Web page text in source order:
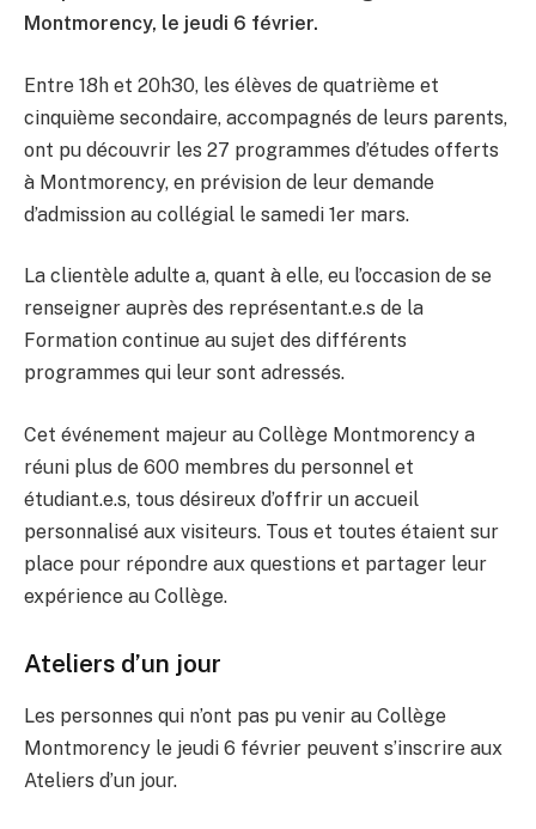
Montmorency, le jeudi 6 février.
Entre 18h et 20h30, les élèves de quatrième et
cinquième secondaire, accompagnés de leurs parents,
ont pu découvrir les 27 programmes d’études offerts
à Montmorency, en prévision de leur demande
d’admission au collégial le samedi 1er mars.
La clientèle adulte a, quant à elle, eu l’occasion de se
renseigner auprès des représentant.e.s de la
Formation continue au sujet des différents
programmes qui leur sont adressés.
Cet événement majeur au Collège Montmorency a
réuni plus de 600 membres du personnel et
étudiant.e.s, tous désireux d’offrir un accueil
personnalisé aux visiteurs. Tous et toutes étaient sur
place pour répondre aux questions et partager leur
expérience au Collège.
Ateliers d’un jour
Les personnes qui n’ont pas pu venir au Collège
Montmorency le jeudi 6 février peuvent s’inscrire aux
Ateliers d’un jour.